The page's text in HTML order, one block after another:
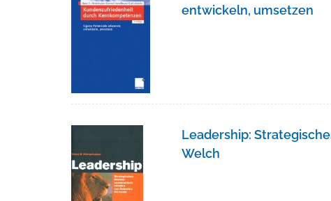
entwickeln, umsetzen
Leadership:
Welch